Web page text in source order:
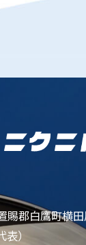
郡白鷹町横
）